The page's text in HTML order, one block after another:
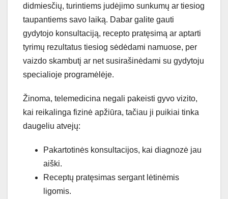
didmiesčių, turintiems judėjimo sunkumų ar tiesiog
taupantiems savo laiką. Dabar galite gauti
gydytojo konsultaciją, recepto pratęsimą ar aptarti
tyrimų rezultatus tiesiog sėdėdami namuose, per
vaizdo skambutį ar net susirašinėdami su gydytoju
specialioje programėlėje.
Žinoma, telemedicina negali pakeisti gyvo vizito,
kai reikalinga fizinė apžiūra, tačiau ji puikiai tinka
daugeliu atvejų:
Pakartotinės konsultacijos, kai diagnozė jau
aiški.
Receptų pratęsimas sergant lėtinėmis
ligomis.